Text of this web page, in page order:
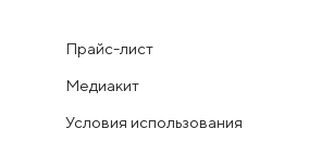
Прайс-лист
Медиакит
Условия использования